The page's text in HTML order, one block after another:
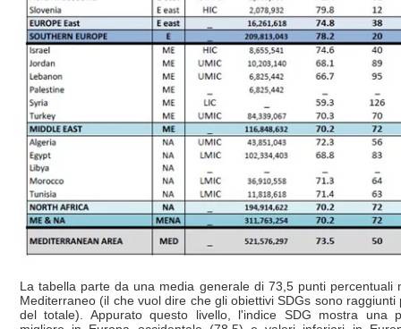
La tabella parte da una media generale di 73,5 punti percentuali
Mediterraneo (il che vuol dire che gli obiettivi SDGs sono raggiunti
del totale). Appurato questo livello, l'indice SDG mostra una